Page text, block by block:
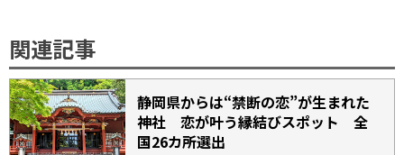
関連記事
静岡県からは“禁断の恋”が生まれた
神社 恋が叶う縁結びスポット 全
国26カ所選出